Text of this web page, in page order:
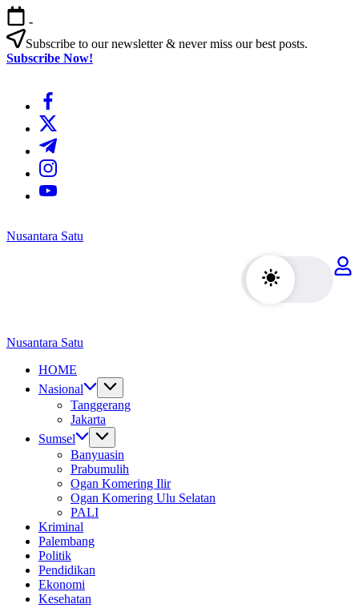
Skip
to
content
-
Subscribe to our newsletter & never miss our best posts.
Subscribe Now!
https://www.facebook.com/
https://twitter.com/
https://t.me/
https://www.instagram.com/
https://youtube.com/
Nusantara Satu
Berita
Nusantara Satu
Berita
Nusantara
HOME
Nasional
Tanggerang
Jakarta
Sumsel
Banyuasin
Prabumulih
Ogan Komering Ilir
Ogan Komering Ulu Selatan
PALI
Kriminal
Palembang
Politik
Pendidikan
Ekonomi
Kesehatan